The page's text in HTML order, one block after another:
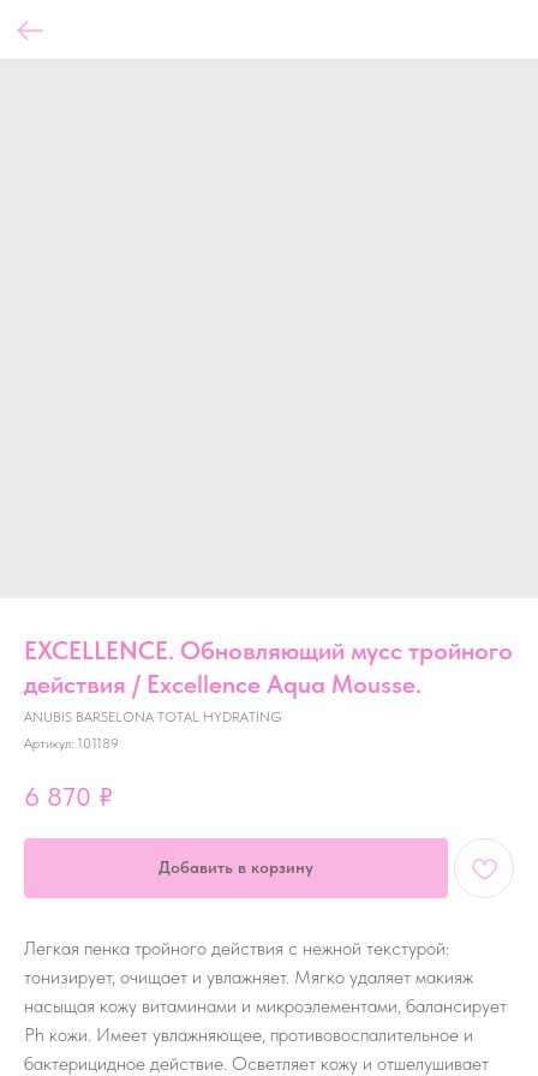
EXCELLENCE. Обновляющий мусс тройного
действия / Excellence Aqua Mousse.
ANUBIS BARSELONA TOTAL HYDRATING
Артикул: 101189
6 870 ₽
Добавить в корзину
Легкая пенка тройного действия с нежной текстурой:
тонизирует, очищает и увлажняет. Мягко удаляет макияж
насыщая кожу витаминами и микроэлементами, балансирует
Ph кожи. Имеет увлажняющее, противовоспалительное и
бактерицидное действие. Осветляет кожу и отшелушивает